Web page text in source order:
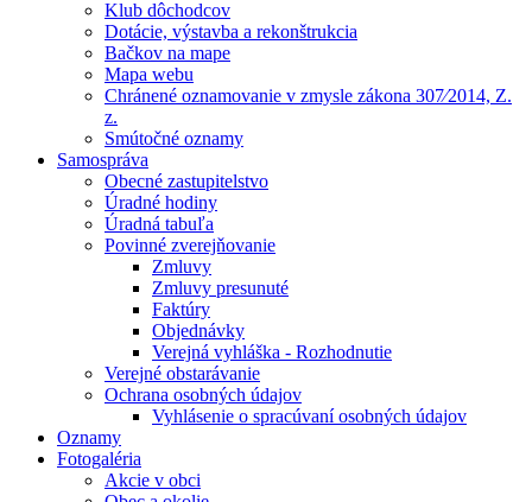
Klub dôchodcov
Dotácie, výstavba a rekonštrukcia
Bačkov na mape
Mapa webu
Chránené oznamovanie v zmysle zákona 307⁄2014, Z.
z.
Smútočné oznamy
Samospráva
Obecné zastupitelstvo
Úradné hodiny
Úradná tabuľa
Povinné zverejňovanie
Zmluvy
Zmluvy presunuté
Faktúry
Objednávky
Verejná vyhláška - Rozhodnutie
Verejné obstarávanie
Ochrana osobných údajov
Vyhlásenie o spracúvaní osobných údajov
Oznamy
Fotogaléria
Akcie v obci